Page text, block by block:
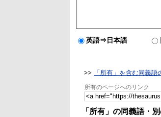
英語⇒日本語
>> 「所有」を含む同義語
所有のページへのリンク
「所有」の同義語・